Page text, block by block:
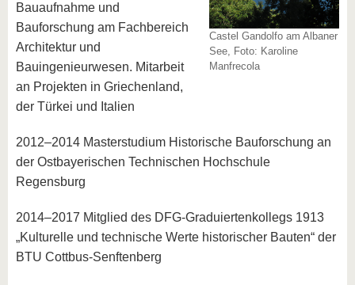
Castel Gandolfo am Albaner
See, Foto: Karoline
Manfrecola
Bauaufnahme und
Bauforschung am Fachbereich
Architektur und
Bauingenieurwesen. Mitarbeit
an Projekten in Griechenland,
der Türkei und Italien
2012–2014 Masterstudium Historische Bauforschung an
der Ostbayerischen Technischen Hochschule
Regensburg
2014–2017 Mitglied des DFG-Graduiertenkollegs 1913
„Kulturelle und technische Werte historischer Bauten“ der
BTU Cottbus-Senftenberg